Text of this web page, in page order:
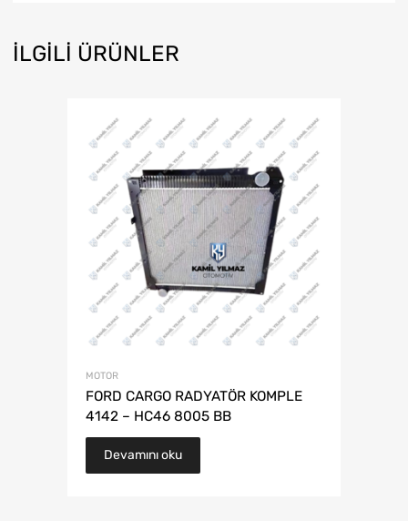
İLGILI ÜRÜNLER
MOTOR
FORD CARGO RADYATÖR KOMPLE
4142 – HC46 8005 BB
Devamını oku